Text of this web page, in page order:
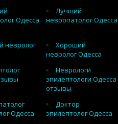
Одесса
Лучший
невропатолог Одесса
невролог
Хороший
невролог Одесса
Неврологи
эпилептологи Одесса
отзывы
Одесса
Доктор
эпилептолог Одесса